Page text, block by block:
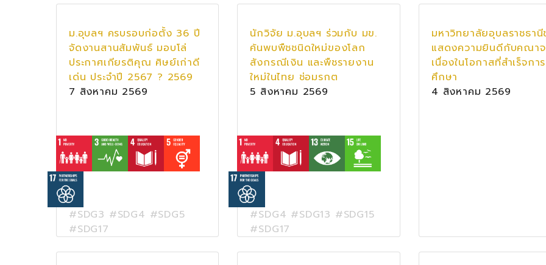
ม.อุบลฯ ครบรอบก่อตั้ง 36 ปี
จัดงานสานสัมพันธ์ มอบโล่
ประกาศเกียรติคุณ ศิษย์เก่าดี
เด่น ประจำปี 2567 ? 2569
7 สิงหาคม 2569
#SDG3 #SDG4 #SDG5
#SDG17
นักวิจัย ม.อุบลฯ ร่วมกับ มข.
ค้นพบพืชชนิดใหม่ของโลก
สังกรณีเงิน และพืชรายงาน
ใหม่ในไทย ช่อมรกต
5 สิงหาคม 2569
#SDG4 #SDG13 #SDG15
#SDG17
มหาวิทยาลัยอุบลราชธานี
แสดงความยินดีกับคณา
เนื่องในโอกาสที่สำเร็จการ
ศึกษา
4 สิงหาคม 2569